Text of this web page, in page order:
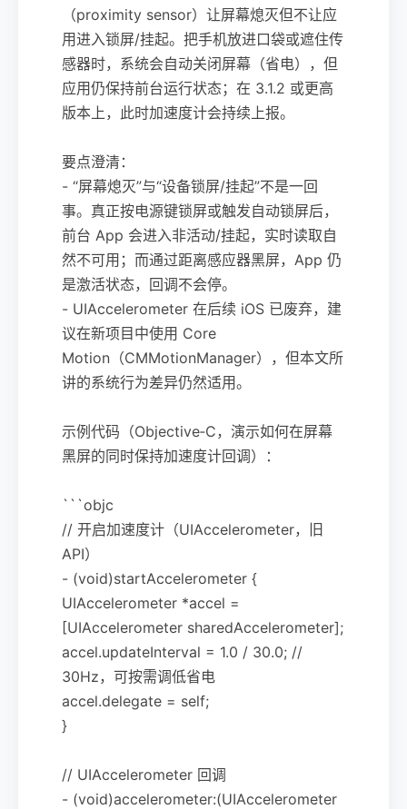
（proximity sensor）让屏幕熄灭但不让应
用进入锁屏/挂起。把手机放进口袋或遮住传
感器时，系统会自动关闭屏幕（省电），但
应用仍保持前台运行状态；在 3.1.2 或更高
版本上，此时加速度计会持续上报。
要点澄清：
- “屏幕熄灭”与“设备锁屏/挂起”不是一回
事。真正按电源键锁屏或触发自动锁屏后，
前台 App 会进入非活动/挂起，实时读取自
然不可用；而通过距离感应器黑屏，App 仍
是激活状态，回调不会停。
- UIAccelerometer 在后续 iOS 已废弃，建
议在新项目中使用 Core
Motion（CMMotionManager），但本文所
讲的系统行为差异仍然适用。
示例代码（Objective‑C，演示如何在屏幕
黑屏的同时保持加速度计回调）：
```objc
// 开启加速度计（UIAccelerometer，旧
API）
- (void)startAccelerometer {
UIAccelerometer *accel =
[UIAccelerometer sharedAccelerometer];
accel.updateInterval = 1.0 / 30.0; //
30Hz，可按需调低省电
accel.delegate = self;
}
// UIAccelerometer 回调
- (void)accelerometer:(UIAccelerometer